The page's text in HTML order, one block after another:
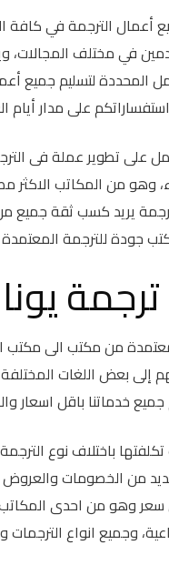
الترجمة في كافة
في مختلف المجالات،
المحددة لتسليم
على مدار أيام
على تطوير عملة فى
وهو من المكاتب
يريد كسب ثقة
جودة للترجمة
من مكتب الى
بعض اللغات المختلفة
خدماتنا باقل اسعار
باختلاف نوع
وهو من احدى المكاتب
وجميع انواع